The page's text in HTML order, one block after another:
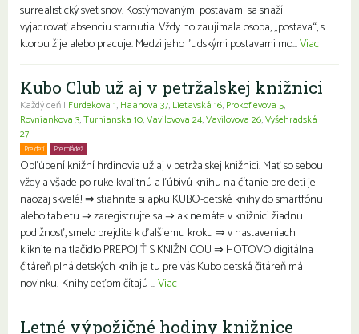
surrealistický svet snov. Kostýmovanými postavami sa snaží
vyjadrovať absenciu starnutia. Vždy ho zaujímala osoba, „postava“, s
ktorou žije alebo pracuje. Medzi jeho ľudskými postavami mo...Viac
Kubo Club už aj v petržalskej knižnici
Každý deň | Furdekova 1, Haanova 37, Lietavská 16, Prokofievova 5,
Rovniankova 3,Turnianska 10,Vavilovova 24,Vavilovova 26,Vyšehradská
27
Pre deti Pre mládež
Obľúbení knižní hrdinovia už aj v petržalskej knižnici. Mať so sebou
vždy a všade po ruke kvalitnú a ľúbivú knihu na čítanie pre deti je
naozaj skvelé! ⇒ stiahnite si apku KUBO-detské knihy do smartfónu
alebo tabletu ⇒ zaregistrujte sa ⇒ ak nemáte v knižnici žiadnu
podlžnosť, smelo prejdite k ďalšiemu kroku ⇒ v nastaveniach
kliknite na tlačidlo PREPOJIŤ S KNIŽNICOU ⇒ HOTOVO digitálna
čitáreň plná detských kníh je tu pre vás Kubo detská čitáreň má
novinku! Knihy deťom čítajú ...Viac
Letné výpožičné hodiny knižnice